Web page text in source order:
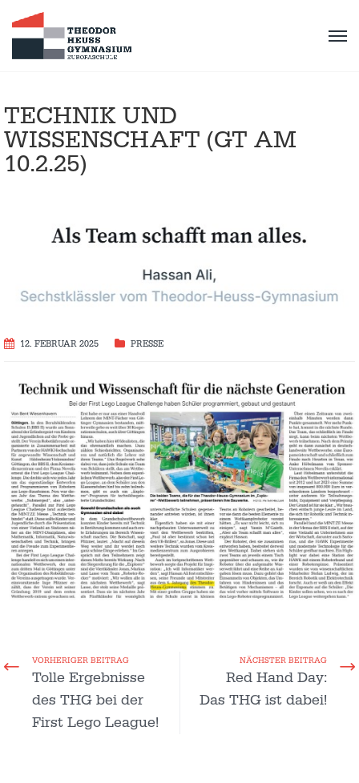
TECHNIK UND
WISSENSCHAFT (GT AM
10.2.25)
12. FEBRUAR 2025 PRESSE
VORHERIGER BEITRAG
Tolle Ergebnisse
des THG bei der
First Lego League!
NÄCHSTER BEITRAG
Red Hand Day:
Das THG ist dabei!